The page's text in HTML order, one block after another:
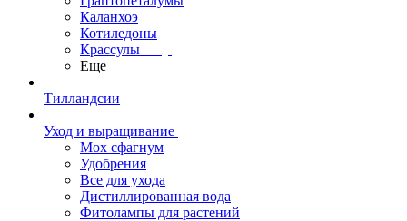
Каланхоэ
Котиледоны
Крассулы
Еще
Тилландсии
Уход и выращивание
Мох сфагнум
Удобрения
Все для ухода
Дистиллированная вода
Фитолампы для растений